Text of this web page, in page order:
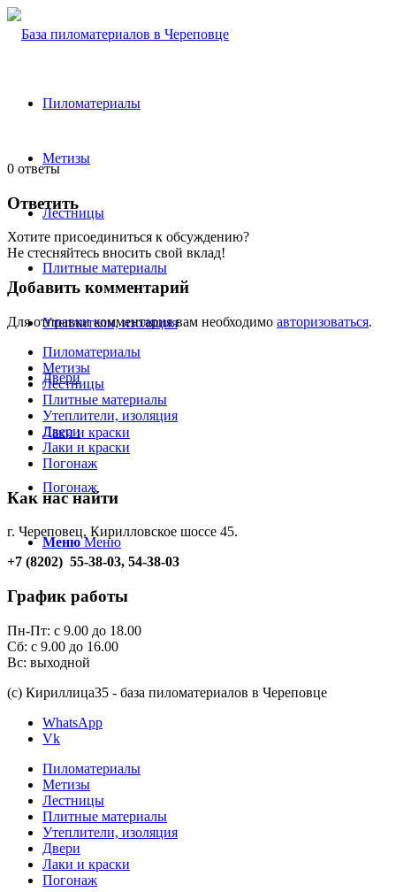
Пиломатериалы
Метизы
Лестницы
Плитные материалы
Утеплители, изоляция
Двери
Лаки и краски
Погонаж
Меню Меню
0 ответы
Ответить
Хотите присоединиться к обсуждению?
Не стесняйтесь вносить свой вклад!
Добавить комментарий
Для отправки комментария вам необходимо авторизоваться.
Пиломатериалы
Метизы
Лестницы
Плитные материалы
Утеплители, изоляция
Двери
Лаки и краски
Погонаж
Как нас найти
г. Череповец, Кирилловское шоссе 45.
+7 (8202) 55-38-03, 54-38-03
График работы
Пн-Пт: с 9.00 до 18.00
Сб: с 9.00 до 16.00
Вс: выходной
(с) Кириллица35 - база пиломатериалов в Череповце
WhatsApp
Vk
Пиломатериалы
Метизы
Лестницы
Плитные материалы
Утеплители, изоляция
Двери
Лаки и краски
Погонаж